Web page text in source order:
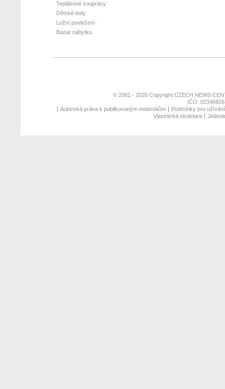
Teplákové soupravy
Dětské boty
Ložní povlečení
Bazar nábytku
© 2001 - 2026 Copyright CZECH NEWS
IČO:
Autorská práva k publikovaným materiálům
Podmínky pro
Vlastnická struktura